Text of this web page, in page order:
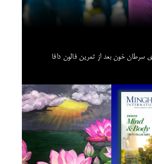
سرطان خون بعد از تمرین فالون دافا